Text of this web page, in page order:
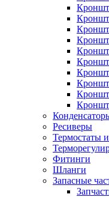
Ресиверы
Термостаты
Фитинги
Шланги
Запасные